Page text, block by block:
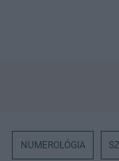
NUMEROLÓGIA